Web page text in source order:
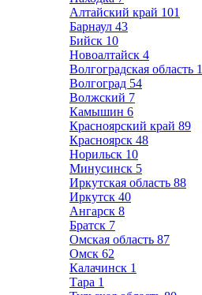
Алтайский край 101
Барнаул 43
Бийск 10
Новоалтайск 4
Волгоградская область
Волгоград 54
Волжский 7
Камышин 6
Красноярский край 89
Красноярск 48
Норильск 10
Минусинск 5
Иркутская область 88
Иркутск 40
Ангарск 8
Братск 7
Омская область 87
Омск 62
Калачинск 1
Тара 1